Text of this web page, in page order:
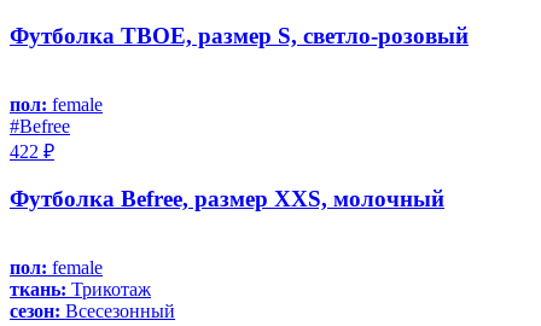
Футболка ТВОЕ, размер S, светло-розовый
пол: female
#Befree
422 ₽
Футболка Befree, размер XXS, молочный
пол: female
ткань: Трикотаж
сезон: Всесезонный